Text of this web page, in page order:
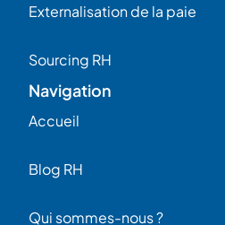
Externalisation de la paie
Sourcing RH
Navigation
Accueil
Blog RH
Qui sommes-nous ?